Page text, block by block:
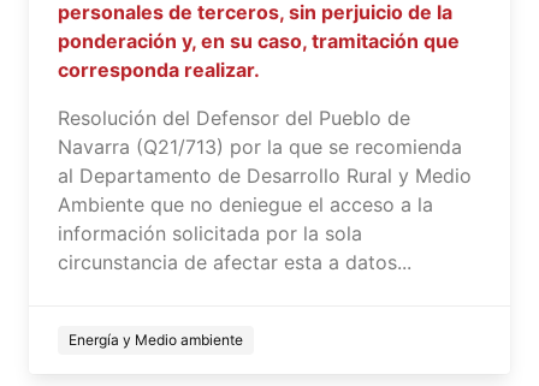
personales de terceros, sin perjuicio de la
ponderación y, en su caso, tramitación que
corresponda realizar.
Resolución del Defensor del Pueblo de
Navarra (Q21/713) por la que se recomienda
al Departamento de Desarrollo Rural y Medio
Ambiente que no deniegue el acceso a la
información solicitada por la sola
circunstancia de afectar esta a datos...
Energía y Medio ambiente